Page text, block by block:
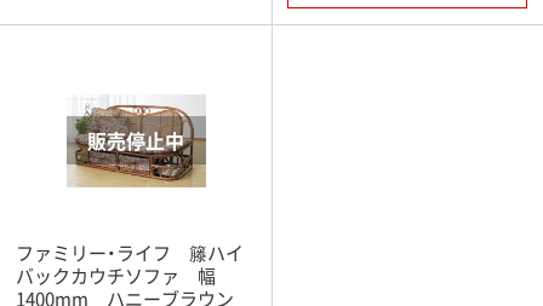
ファミリー・ライフ 籐ハイ
バックカウチソファ 幅
1400mm ハニーブラウン